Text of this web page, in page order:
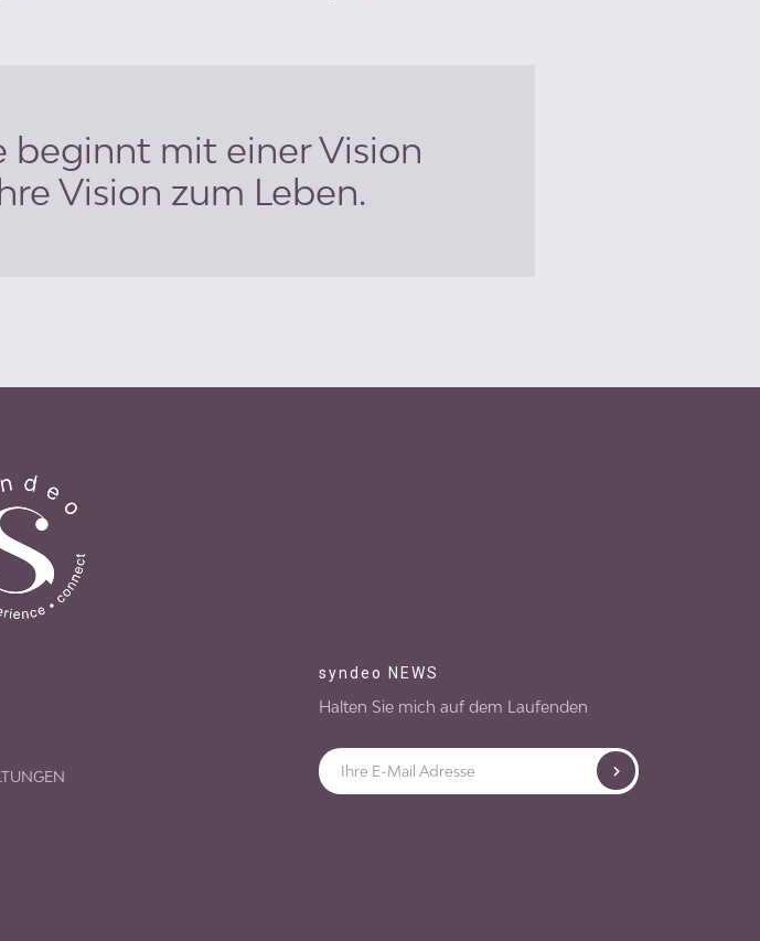
beginnt mit einer Vision
Vision zum Leben.
syndeo NEWS
Halten Sie mich auf dem Laufenden
Email Senden